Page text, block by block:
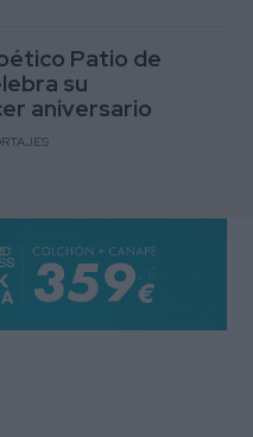
Patio de
su
aniversario